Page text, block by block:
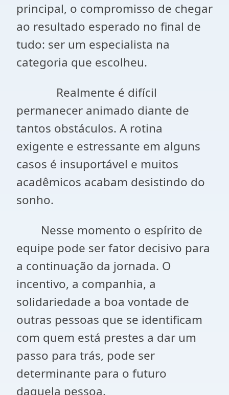
principal, o compromisso de chegar
ao resultado esperado no final de
tudo: ser um especialista na
categoria que escolheu.
Realmente é difícil
permanecer animado diante de
tantos obstáculos. A rotina
exigente e estressante em alguns
casos é insuportável e muitos
acadêmicos acabam desistindo do
sonho.
Nesse momento o espírito de
equipe pode ser fator decisivo para
a continuação da jornada. O
incentivo, a companhia, a
solidariedade a boa vontade de
outras pessoas que se identificam
com quem está prestes a dar um
passo para trás, pode ser
determinante para o futuro
daquela pessoa.